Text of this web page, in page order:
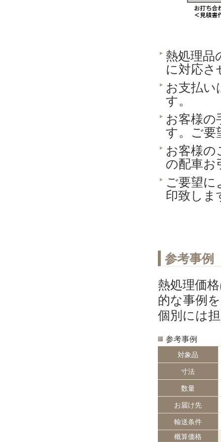
熱処理品
に対応
お支払
す。
お客様
す。ご要
お客様
の配車お
ご要望
印致しま
参考事例
熱処理価
的な事例
個別には
参考事例
対象品
寸法
数量
お届け先
輸送条件
概算価格